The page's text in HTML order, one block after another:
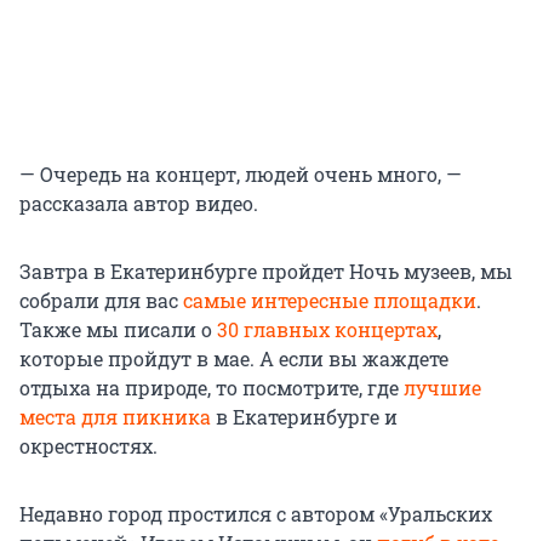
— Очередь на концерт, людей очень много, —
рассказала автор видео.
Завтра в Екатеринбурге пройдет Ночь музеев, мы
собрали для вассамые интересные площадки.
Также мы писали о30 главных концертах,
которые пройдут в мае. А если вы жаждете
отдыха на природе, то посмотрите, гделучшие
места для пикника в Екатеринбурге и
окрестностях.
Недавно город простился с автором «Уральских